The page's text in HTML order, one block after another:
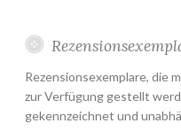
Rezensionsexemplare, die
zur Verfügung gestellt
gekennzeichnet und